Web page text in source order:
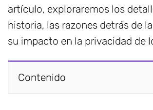
artículo, exploraremos los
historia, las razones detrás de
su impacto en la privacidad de
Contenido